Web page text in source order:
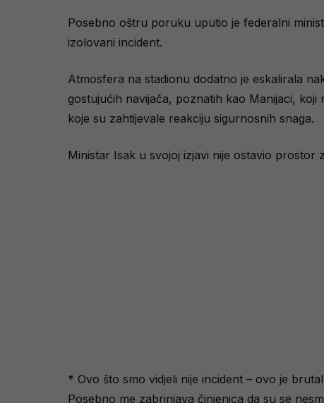
Posebno oštru poruku uputio je federalni
izolovani incident.
Atmosfera na stadionu dodatno je eskalirala
gostujućih navijača, poznatih kao Manijaci,
koje su zahtijevale reakciju sigurnosnih snaga.
Ministar Isak u svojoj izjavi nije ostavio prostor
* Ovo što smo vidjeli nije incident – ovo je
Posebno me zabrinjava činjenica da su se